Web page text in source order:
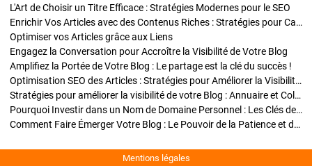
L'Art de Choisir un Titre Efficace : Stratégies Modernes pour le SEO
Enrichir Vos Articles avec des Contenus Riches : Stratégies pour Captiver et Optimiser
Optimiser vos Articles grâce aux Liens
Engagez la Conversation pour Accroître la Visibilité de Votre Blog
Amplifiez la Portée de Votre Blog : Le partage est la clé du succès !
Optimisation SEO des Articles : Stratégies pour Améliorer la Visibilité de Votre Blog
Stratégies pour améliorer la visibilité de votre Blog : Annuaire et Collaborations
Pourquoi Investir dans un Nom de Domaine Personnel : Les Clés de la Réussite de Votre Blog
Comment Faire Émerger Votre Blog : Le Pouvoir de la Patience et de la Persévérance
Mentions légales